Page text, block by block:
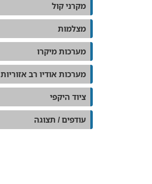
מקרני קול
מצלמות
מערכות מיקרו
מערכות אודיו רב אזוריות
ציוד היקפי
עודפים / תצוגה